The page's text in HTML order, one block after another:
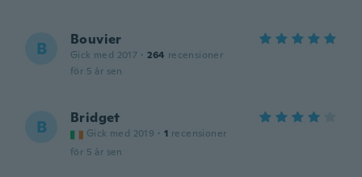
B Bouvier
Gick med 2017 · 264 recensioner
för 5 år sen
B Bridget
Gick med 2019 · 1 recensioner
för 5 år sen